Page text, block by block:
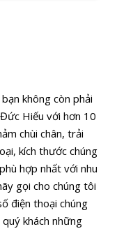
bạn không còn phải
Hiếu với hơn 10
chùi chân, trải
kích thước chúng
hợp nhất với nhu
gọi cho chúng tôi
điện thoại chúng
khách những